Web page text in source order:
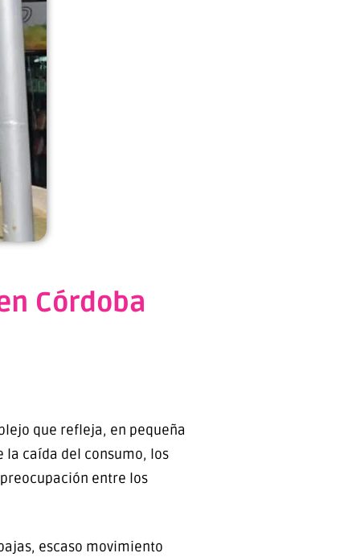
Córdoba
que refleja, en pequeña
la caída del consumo, los
entre los
escaso movimiento